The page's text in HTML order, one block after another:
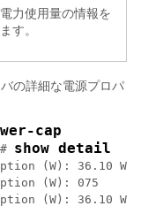
力使用量の情報を
す。
の詳細な電源プロパ
cap
show detail